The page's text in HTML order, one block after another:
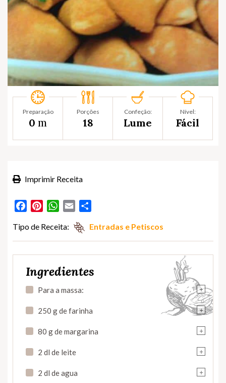
Preparação
0 m
Porções
18
Confeção:
Lume
Nível:
Fácil
Imprimir Receita
FacebookPinterestWhatsApp
Email
Tipo de Receita: Entradas e Petiscos
Ingredientes
+
Para a massa:
+
250 g de farinha
+
80 g de margarina
+
2 dl de leite
+
2 dl de agua